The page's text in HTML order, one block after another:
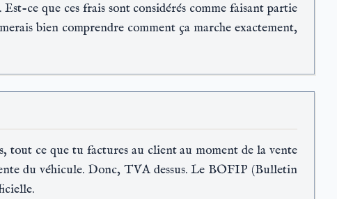
ce que ces frais sont considérés comme faisant partie
bien comprendre comment ça marche exactement,
tout ce que tu factures au client au moment de la vente
du véhicule. Donc, TVA dessus. Le BOFIP (Bulletin